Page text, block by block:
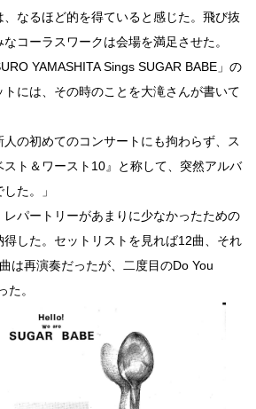
なるほど的を得ていると感じた。飛び抜
コーラスワークは会場を満足させた。
YAMASHITA Sings SUGAR BABE」の
には、その時のことを大滝さんが書いて
人の初めてのコンサートにも拘わらず、ス
ト＆ワースト10』と称して、突然アルバ
た。」
レパートリーがあまりに少なかったための
した。セットリストを見れば12曲、それ
は再演奏だったが、二度目のDo You
た。